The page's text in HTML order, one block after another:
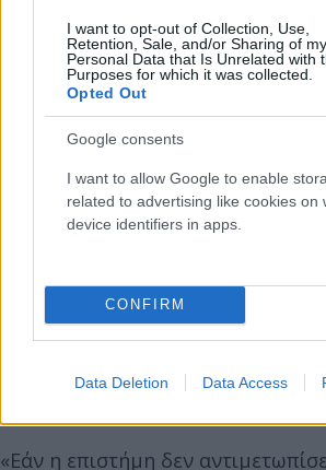
I want to opt-out of Collection, Use,
Retention, Sale, and/or Sharing of my
Personal Data that Is Unrelated with
Purposes for which it was collected.
Opted Out
Google consents
I want to allow Google to enable
related to advertising like cookies on
device identifiers in apps.
CONFIRM
Data Deletion Data Access
Μάλιστα ο κ. Κούγιας πρόσθεσε:
πιστεύω, είμαι απόλυτος. Η Ρούλα
είναι αθώα και όχι γιατί έπεισε
χαρακτήρος. Εκ χαρακτήρος είναι
δεις λίγο διαφορετικά. Είναι αθώα
αθώα νομικά. Είναι το μεγαλύτερο
σκάνδαλο από τότε που εγώ
Πισπιρίγκου καταδικαστεί, το
«Εάν η επιστήμη δεν